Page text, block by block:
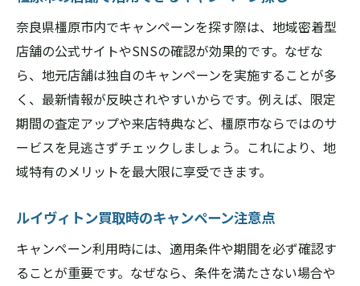
奈良県橿原市内でキャンペーンを探す際は、地域密着型
店舗の公式サイトやSNSの確認が効果的です。なぜな
ら、地元店舗は独自のキャンペーンを実施することが多
く、最新情報が反映されやすいからです。例えば、限定
期間の査定アップや来店特典など、橿原市ならではのサ
ービスを見逃さずチェックしましょう。これにより、地
域特有のメリットを最大限に享受できます。
ルイヴィトン買取時のキャンペーン注意点
キャンペーン利用時には、適用条件や期間を必ず確認す
ることが重要です。なぜなら、条件を満たさない場合や